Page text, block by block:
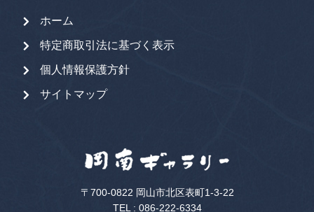
ホーム
特定商取引法に基づく表示
個人情報保護方針
サイトマップ
〒700-0822 岡山市北区表町1-3-22
TEL : 086-222-6334